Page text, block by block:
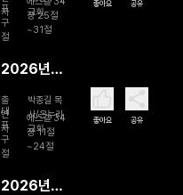
언약과 복
된 삶
자
교회
표
구
절
장 25절
~31절
좋아요 공유
2026년
일 하나님
마음으로
백성을 돌
보는 참된
출
연
자
박종길 목
사/온누리
교회
대
표
구
절
에스겔 34
장 11절
~24절
좋아요 공유
2026년